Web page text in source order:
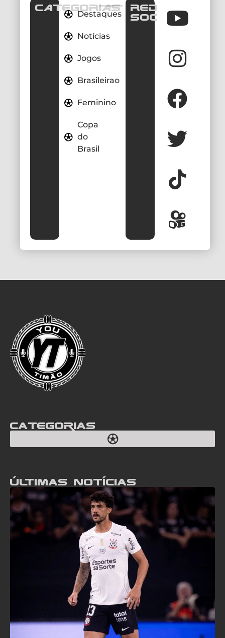
CATEGORIAS
Destaques
Notícias
Jogos
Brasileirao
Feminino
Copa
do
Brasil
REDES
SOCIAIS
Categorias
Últimas notícias